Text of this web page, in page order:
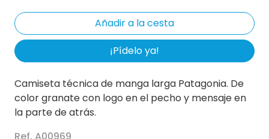
¡Pídelo ya!
Camiseta técnica de manga larga Patagonia. De
color granate con logo en el pecho y mensaje en
la parte de atrás.
Ref. A00969